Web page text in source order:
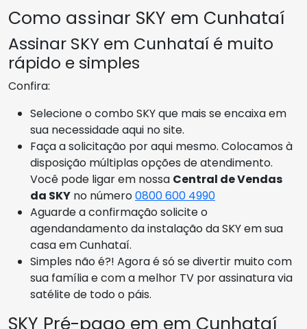
Como assinar SKY em Cunhataí
Assinar SKY em Cunhataí é muito
rápido e simples
Confira:
Selecione o combo SKY que mais se encaixa em
sua necessidade aqui no site.
Faça a solicitação por aqui mesmo. Colocamos à
disposição múltiplas opções de atendimento.
Você pode ligar em nossa Central de Vendas
da SKY no número0800 600 4990
Aguarde a confirmação solicite o
agendandamento da instalação da SKY em sua
casa em Cunhataí.
Simples não é?! Agora é só se divertir muito com
sua família e com a melhor TV por assinatura via
satélite de todo o páis.
SKY Pré-pago em em Cunhataí